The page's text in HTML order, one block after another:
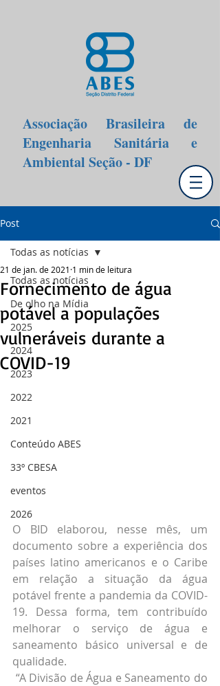
Associação Brasileira de
Engenharia Sanitária e
Ambiental Seção - DF
Post
Todas as notícias
De olho na Mídia
2025
2024
2023
2022
2021
Conteúdo ABES
33º CBESA
eventos
2026
Todas as notícias
Fornecimento de água
potável a populações
vulneráveis durante a
COVID-19
21 de jan. de 2021 1 min de leitura
O BID elaborou, nesse mês, um
documento sobre a experiência dos
países latino americanos e o Caribe
em relação a situação da água
potável frente a pandemia da COVID-
19. Dessa forma, tem contribuído
melhorar o serviço de água e
saneamento básico universal e de
qualidade.